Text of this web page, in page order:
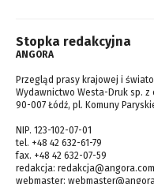
Stopka redakcyjna
ANGORA
Przegląd prasy krajowej i
Wydawnictwo Westa-Druk sp. z
90-007 Łódź, pl. Komuny
NIP. 123-102-07-01
tel. +48 42 632-61-79
fax. +48 42 632-07-59
redakcja:
webmaster: